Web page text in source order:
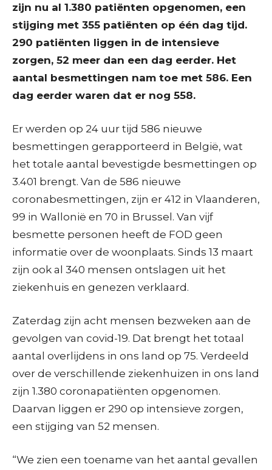
zijn nu al 1.380 patiënten opgenomen, een
stijging met 355 patiënten op één dag tijd.
290 patiënten liggen in de intensieve
zorgen, 52 meer dan een dag eerder. Het
aantal besmettingen nam toe met 586. Een
dag eerder waren dat er nog 558.
Er werden op 24 uur tijd 586 nieuwe
besmettingen gerapporteerd in België, wat
het totale aantal bevestigde besmettingen op
3.401 brengt. Van de 586 nieuwe
coronabesmettingen, zijn er 412 in Vlaanderen,
99 in Wallonië en 70 in Brussel. Van vijf
besmette personen heeft de FOD geen
informatie over de woonplaats. Sinds 13 maart
zijn ook al 340 mensen ontslagen uit het
ziekenhuis en genezen verklaard.
Zaterdag zijn acht mensen bezweken aan de
gevolgen van covid-19. Dat brengt het totaal
aantal overlijdens in ons land op 75. Verdeeld
over de verschillende ziekenhuizen in ons land
zijn 1.380 coronapatiënten opgenomen.
Daarvan liggen er 290 op intensieve zorgen,
een stijging van 52 mensen.
“We zien een toename van het aantal gevallen